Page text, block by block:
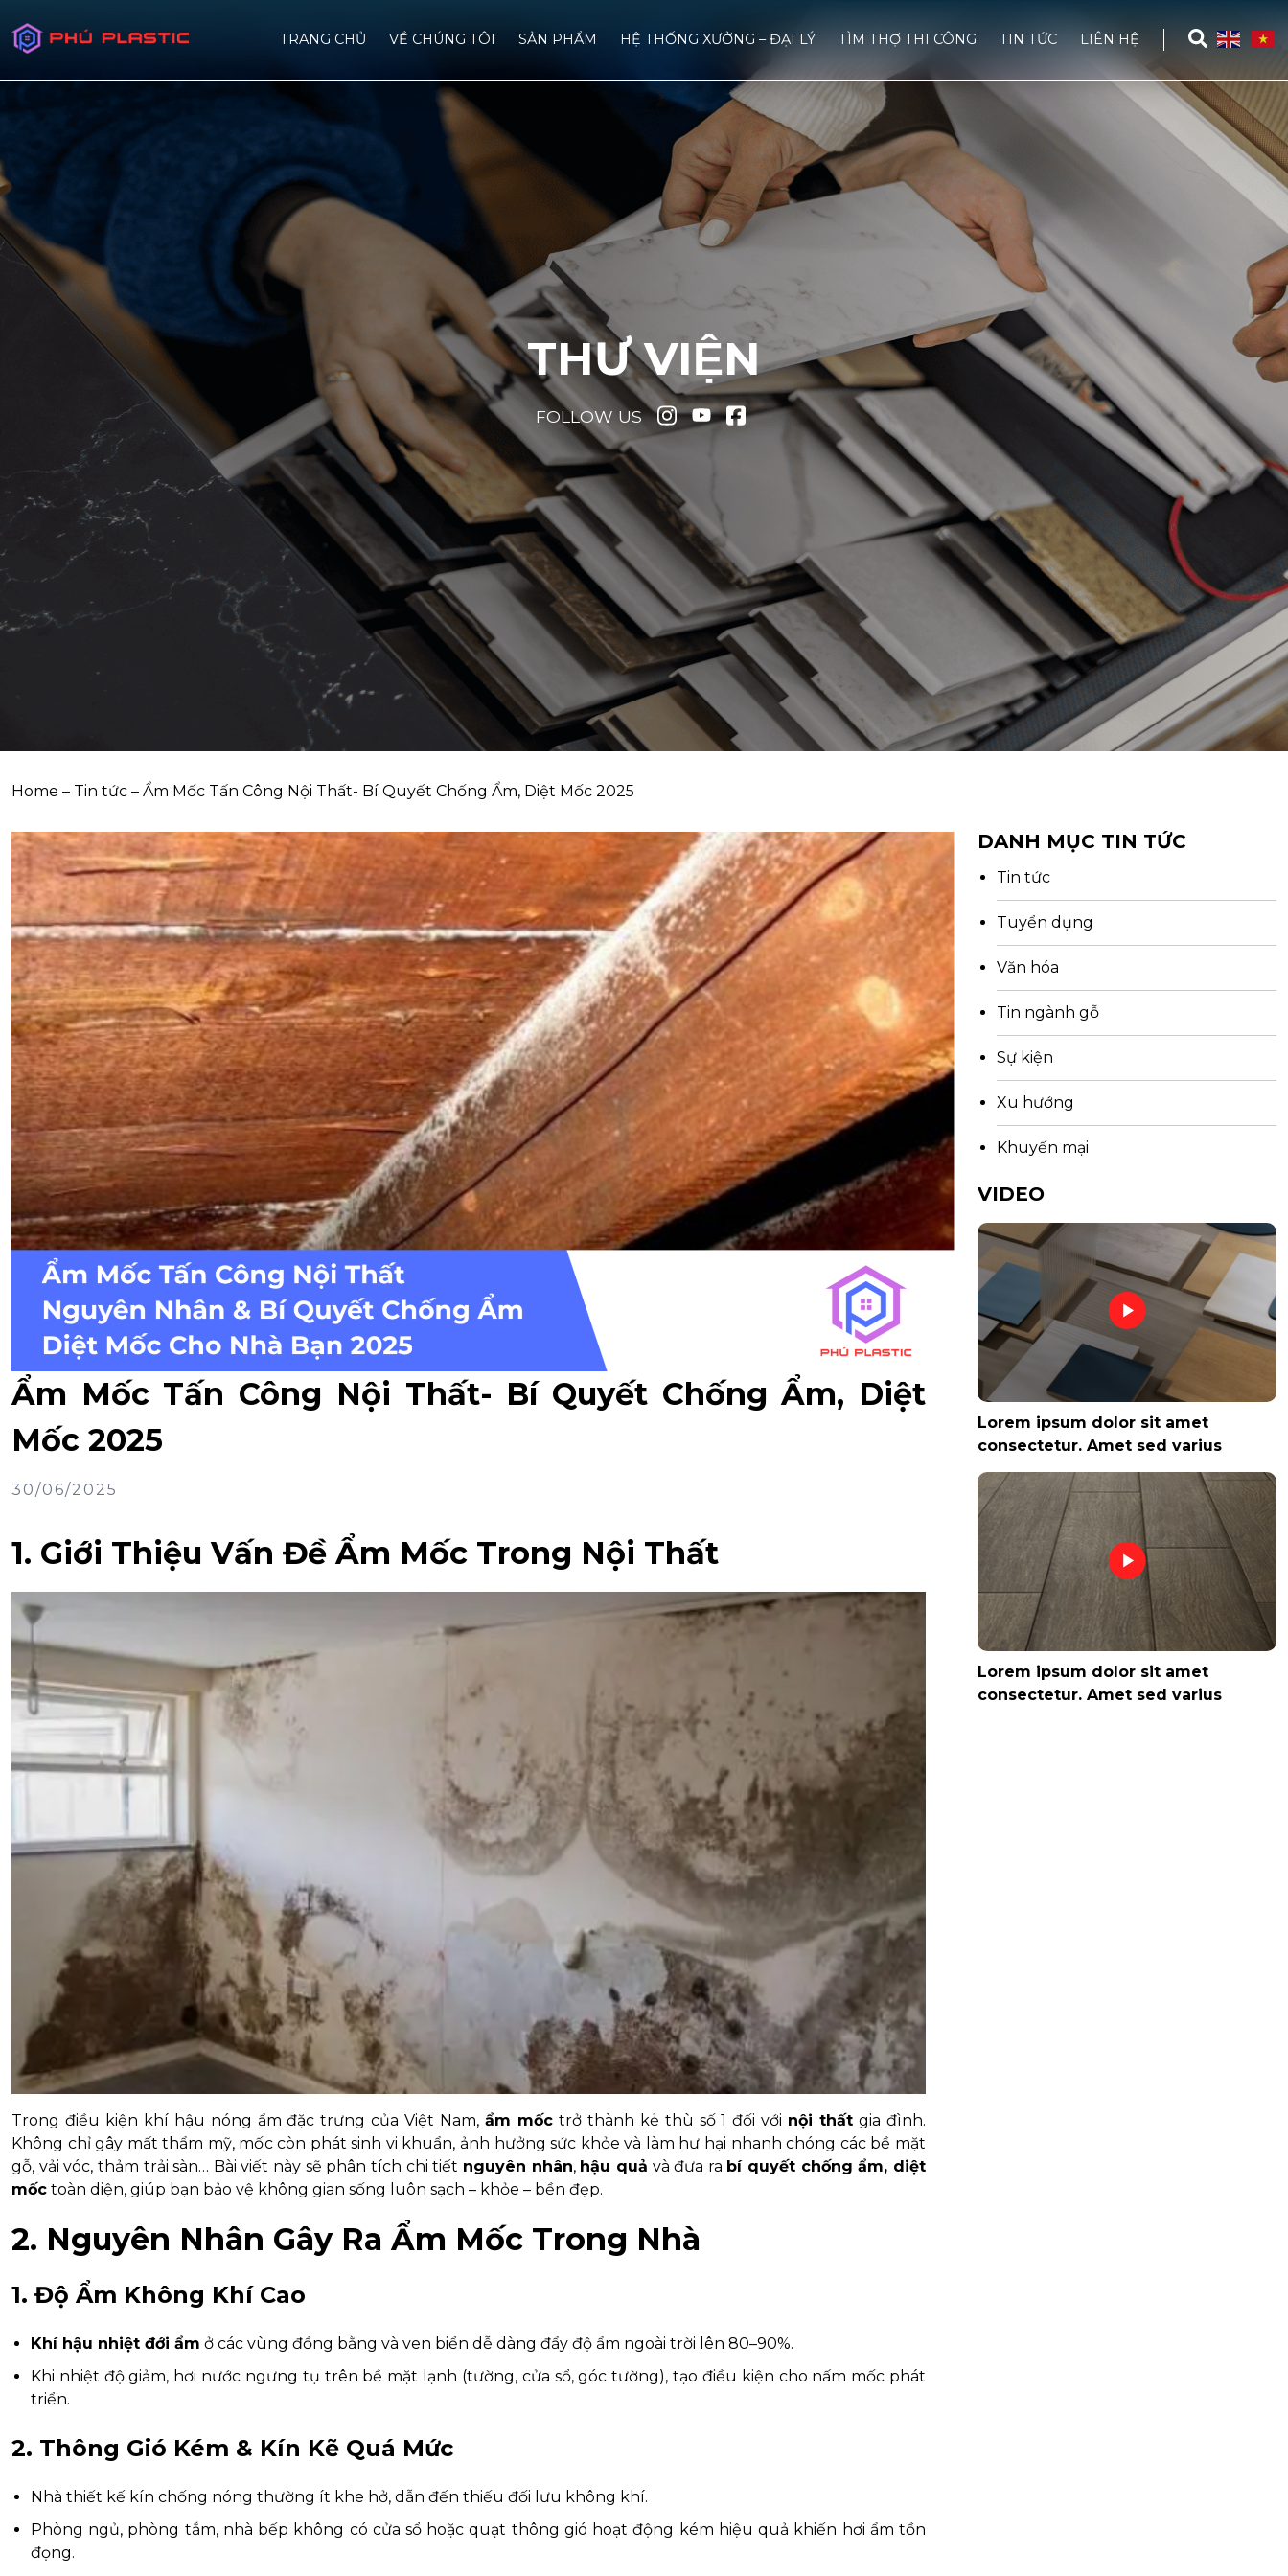
TRANG CHỦ VỀ CHÚNG TÔI SẢN PHẨM HỆ THỐNG XƯỞNG – ĐẠI LÝ TÌM THỢ THI CÔNG TIN TỨC LIÊN HỆ
THƯ VIỆN
FOLLOW US
Home – Tin tức – Ẩm Mốc Tấn Công Nội Thất- Bí Quyết Chống Ẩm, Diệt Mốc 2025
Ẩm Mốc Tấn Công Nội Thất- Bí Quyết Chống Ẩm, Diệt
Mốc 2025
30/06/2025
1. Giới Thiệu Vấn Đề Ẩm Mốc Trong Nội Thất
Trong điều kiện khí hậu nóng ẩm đặc trưng của Việt Nam,ẩm mốctrở thành kẻ thù số 1 đối với nội thất gia đình.
Không chỉ gây mất thẩm mỹ, mốc còn phát sinh vi khuẩn, ảnh hưởng sức khỏe và làm hư hại nhanh chóng các bề mặt
gỗ, vải vóc, thảm trải sàn… Bài viết này sẽ phân tích chi tiết nguyên nhân, hậu quả và đưa ra bí quyết chống ẩm, diệt
mốc toàn diện, giúp bạn bảo vệ không gian sống luôn sạch – khỏe – bền đẹp.
2. Nguyên Nhân Gây Ra Ẩm Mốc Trong Nhà
1. Độ Ẩm Không Khí Cao
Khí hậu nhiệt đới ẩm ở các vùng đồng bằng và ven biển dễ dàng đẩy độ ẩm ngoài trời lên 80–90%.
Khi nhiệt độ giảm, hơi nước ngưng tụ trên bề mặt lạnh (tường, cửa sổ, góc tường), tạo điều kiện cho nấm mốc phát
triển.
2. Thông Gió Kém & Kín Kẽ Quá Mức
Nhà thiết kế kín chống nóng thường ít khe hở, dẫn đến thiếu đối lưu không khí.
Phòng ngủ, phòng tắm, nhà bếp không có cửa sổ hoặc quạt thông gió hoạt động kém hiệu quả khiến hơi ẩm tồn
đọng.
DANH MỤC TIN TỨC
Tin tức
Tuyển dụng
Văn hóa
Tin ngành gỗ
Sự kiện
Xu hướng
Khuyến mại
VIDEO
Lorem ipsum dolor sit amet
consectetur. Amet sed varius
Lorem ipsum dolor sit amet
consectetur. Amet sed varius